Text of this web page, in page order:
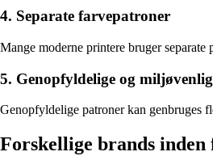
4. Separate farvepatroner
Mange moderne printere bruger
5. Genopfyldelige og
Genopfyldelige patroner kan genbruges
Forskellige brands